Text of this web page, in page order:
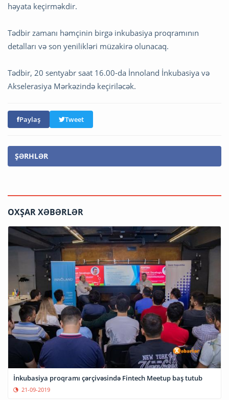
həyata keçirməkdir.
Tədbir zamanı həmçinin birgə inkubasiya proqramının
detalları və son yenilikləri müzakirə olunacaq.
Tədbir, 20 sentyabr saat 16.00-da İnnoland İnkubasiya və
Akselerasiya Mərkəzində keçiriləcək.
Paylaş Tweet
ŞƏRHLƏR
OXŞAR XƏBƏRLƏR
İnkubasiya proqramı çərçivəsində Fintech Meetup baş tutub
21-09-2019